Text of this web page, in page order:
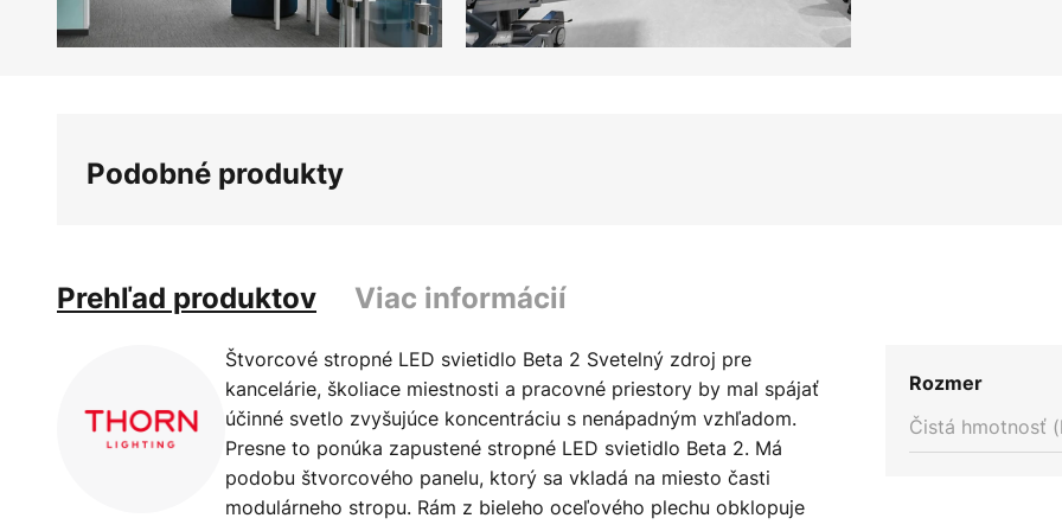
obrázkov
Podobné produkty
Prehľad produktov Viac informácií
Štvorcové stropné LED svietidlo Beta 2 Svetelný zdroj pre
kancelárie, školiace miestnosti a pracovné priestory by mal spájať
účinné svetlo zvyšujúce koncentráciu s nenápadným vzhľadom.
Presne to ponúka zapustené stropné LED svietidlo Beta 2. Má
podobu štvorcového panelu, ktorý sa vkladá na miesto časti
modulárneho stropu. Rám z bieleho oceľového plechu obklopuje
Rozmer
Čistá hmotnosť